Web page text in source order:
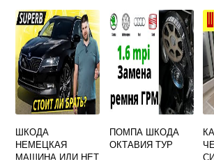
ШКОДА
НЕМЕЦКАЯ
МАШИНА ИЛИ НЕТ
ПОМПА ШКОДА
ОКТАВИЯ ТУР